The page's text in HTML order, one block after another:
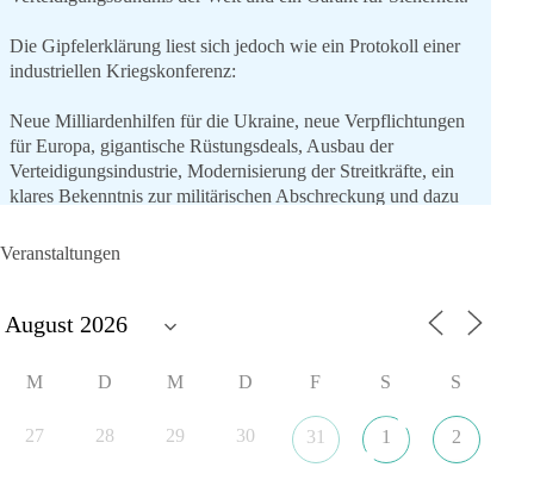
Die Gipfelerklärung liest sich jedoch wie ein Protokoll einer
industriellen Kriegskonferenz:
Neue Milliardenhilfen für die Ukraine, neue Verpflichtungen
für Europa, gigantische Rüstungsdeals, Ausbau der
Verteidigungsindustrie, Modernisierung der Streitkräfte, ein
klares Bekenntnis zur militärischen Abschreckung und dazu
aus der NATO. Ein Gipfel, der mehr nach Rüstungsdeal als
nach Friedenspolitik klingt, wird niemals Sicherheit schaffen,
Veranstaltungen
M D M D F S S
27 28 29 30 31 1 2